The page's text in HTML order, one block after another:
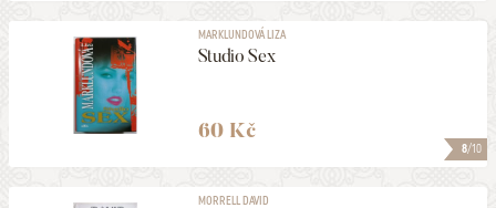
8/10
MARKLUNDOVÁ LIZA
Studio Sex
60 Kč
MORRELL DAVID